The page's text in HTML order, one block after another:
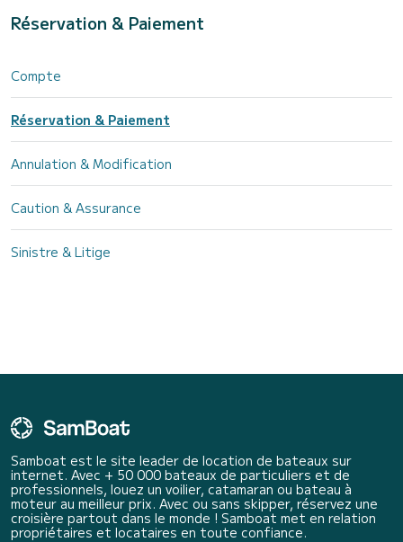
Réservation & Paiement
Compte
Réservation & Paiement
Annulation & Modification
Caution & Assurance
Sinistre & Litige
Samboat est le site leader de location de bateaux sur
internet. Avec + 50 000 bateaux de particuliers et de
professionnels, louez un voilier, catamaran ou bateau à
moteur au meilleur prix. Avec ou sans skipper, réservez une
croisière partout dans le monde ! Samboat met en relation
propriétaires et locataires en toute confiance.